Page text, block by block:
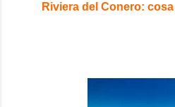
Riviera del Conero: